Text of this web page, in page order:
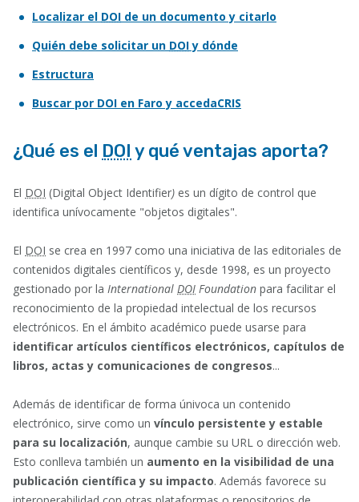
Localizar el DOI de un documento y citarlo
Quién debe solicitar un DOIy dónde
Estructura
Buscar por DOI en Faro y accedaCRIS
¿Qué es el DOI y qué ventajas aporta?
El DOI (Digital Object Identifier) es un dígito de control que
identifica unívocamente "objetos digitales".
El DOI se crea en 1997 como una iniciativa de las editoriales de
contenidos digitales científicos y, desde 1998, es un proyecto
gestionado por la International DOI Foundation para facilitar el
reconocimiento de la propiedad intelectual de los recursos
electrónicos. En el ámbito académico puede usarse para
identificar artículos científicos electrónicos, capítulos de
libros, actas y comunicaciones de congresos...
Además de identificar de forma únivoca un contenido
electrónico, sirve como un vínculo persistente y estable
para su localización, aunque cambie su URL o dirección web.
Esto conlleva también un aumento en la visibilidad de una
publicación científica y su impacto. Además favorece su